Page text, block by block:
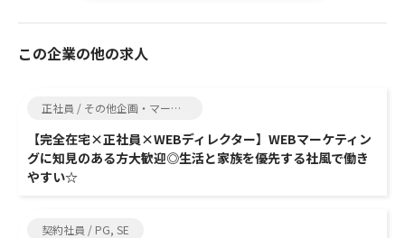
この企業の他の求人
正社員 / その他企画・マーケティング関連職, Web制作
【完全在宅×正社員×WEBディレクター】WEBマーケティン
グに知見のある方大歓迎◎生活と家族を優先する社風で働き
やすい☆
契約社員 / PG, SE